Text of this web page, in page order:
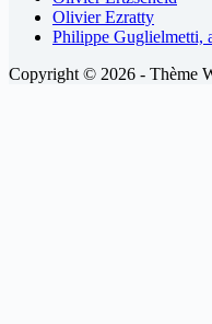
Olivier Ezratty
Philippe Guglielmetti,
Copyright © 2026 - Thème